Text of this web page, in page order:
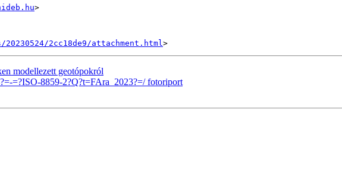
>
2cc18de9/attachment.html
modellezett geotópokról
=?ISO-8859-2?Q?t=FAra_2023?=/ fotoriport